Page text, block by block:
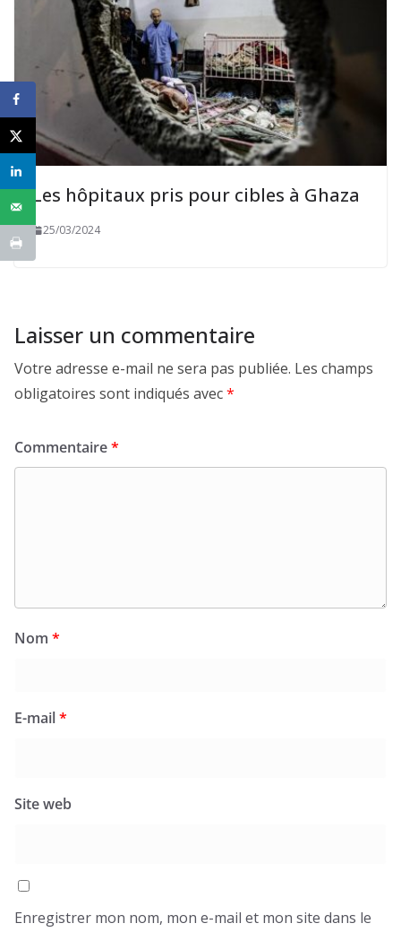
Les hôpitaux pris pour cibles à Ghaza
25/03/2024
Laisser un commentaire
Votre adresse e-mail ne sera pas publiée. Les champs
obligatoires sont indiqués avec*
Commentaire*
Nom *
E-mail*
Site web
Enregistrer mon nom, mon e-mail et mon site dans le